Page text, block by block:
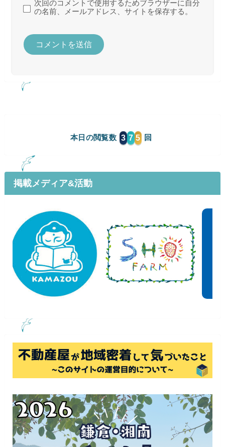
次回のコメントで使用するためブラウザーに自分
の名前、メールアドレス、サイトを保存する。
本日の閲覧数 3 7 5
掲載メディア&活動